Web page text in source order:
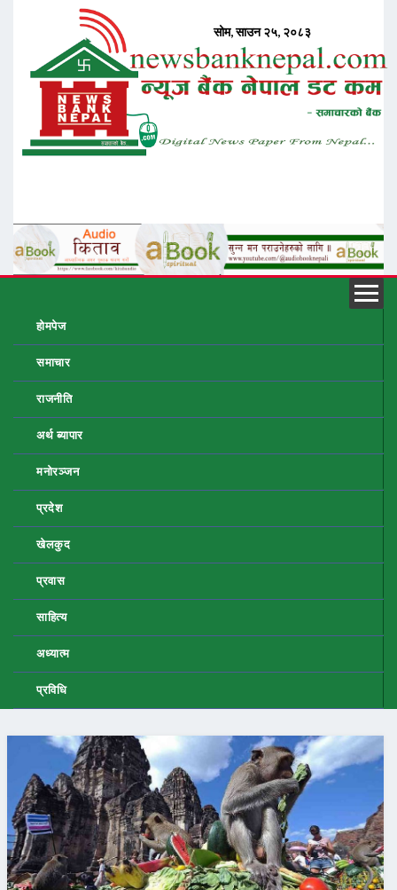
होमपेज
समाचार
राजनीति
अर्थ ब्यापार
मनोरञ्जन
प्रदेश
खेलकुद
प्रवास
साहित्य
अध्यात्म
प्रविधि